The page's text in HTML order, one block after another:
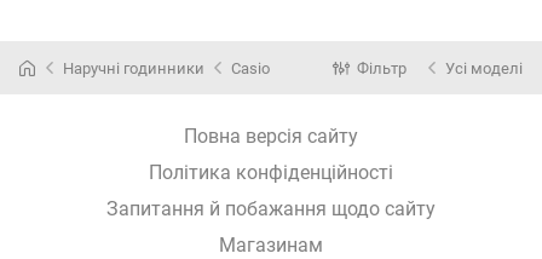
Наручні годинники Casio Фільтр Усі моделі
Повна версія сайту
Політика конфіденційності
Запитання й побажання щодо сайту
Магазинам